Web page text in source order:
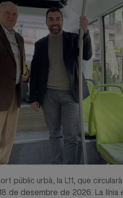
públic urbà, la L11, que
de desembre de 2026. La